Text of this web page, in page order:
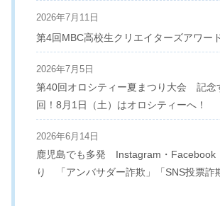
2026年7月11日
第4回MBC高校生クリエイターズアワー
2026年7月5日
第40回オロシティー夏まつり大会 記念
回！8月1日（土）はオロシティーへ！
2026年6月14日
鹿児島でも多発 Instagram・Facebook
り 「アンバサダー詐欺」「SNS投票詐